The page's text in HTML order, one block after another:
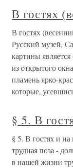
В гостях
В гостях
Русский музей,
картины
из открытого
пламень ярко-
которые,
§ 5. В
§ 5. В гостях и
трудная поза -
в нашей жизни